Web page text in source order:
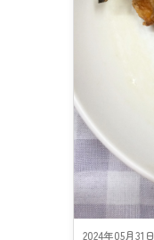
2024年05月31日